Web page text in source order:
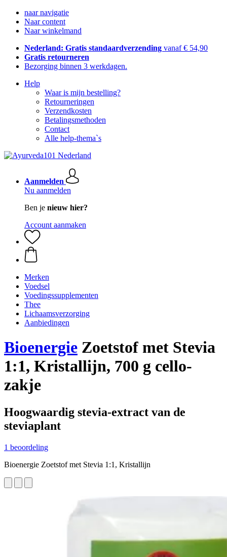
naar navigatie
Naar content
Naar winkelmand
Nederland: Gratis standaardverzending vanaf € 54,90
Gratis retourneren
Bezorging binnen 3 werkdagen.
Help
Waar is mijn bestelling?
Retourneringen
Verzendkosten
Betalingsmethoden
Contact
Alle help-thema`s
Aanmelden
Nu aanmelden
Ben je nieuw hier?
Account aanmaken
Merken
Voedsel
Voedingssupplementen
Thee
Lichaamsverzorging
Aanbiedingen
Bioenergie Zoetstof met Stevia
1:1, Kristallijn, 700 g cello-
zakje
Hoogwaardig stevia-extract van de
steviaplant
1 beoordeling
Bioenergie Zoetstof met Stevia 1:1, Kristallijn